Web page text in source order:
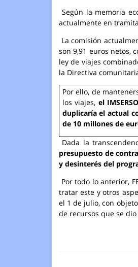
Según la memoria
actualmente en
La comisión
son 9,91 euros netos,
ley de viajes
la Directiva
Por ello, de
los viajes, el
duplicaría el actual
de 10 millones de
Dada la
presupuesto de
y desinterés del
Por todo lo anterior,
tratar este y otros
el 1 de julio, con
de recursos que se